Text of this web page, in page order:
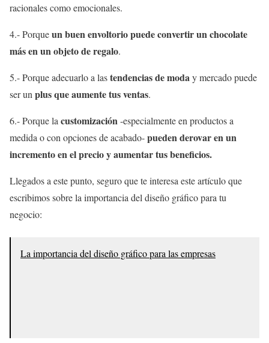
racionales como emocionales.
4.- Porqueun buen envoltorio puede convertir un chocolate
más en un objeto de regalo.
5.- Porque adecuarlo a lastendencias de moday mercado puede
ser un plus que aumente tus ventas.
6.- Porque la customización-especialmente en productos a
medida o con opciones de acabado-pueden derovar en un
incremento en el precio y aumentar tus beneficios.
Llegados a este punto, seguro que te interesa este artículo que
escribimos sobre la importancia del diseño gráfico para tu
negocio:
La importancia del diseño gráfico para las empresas